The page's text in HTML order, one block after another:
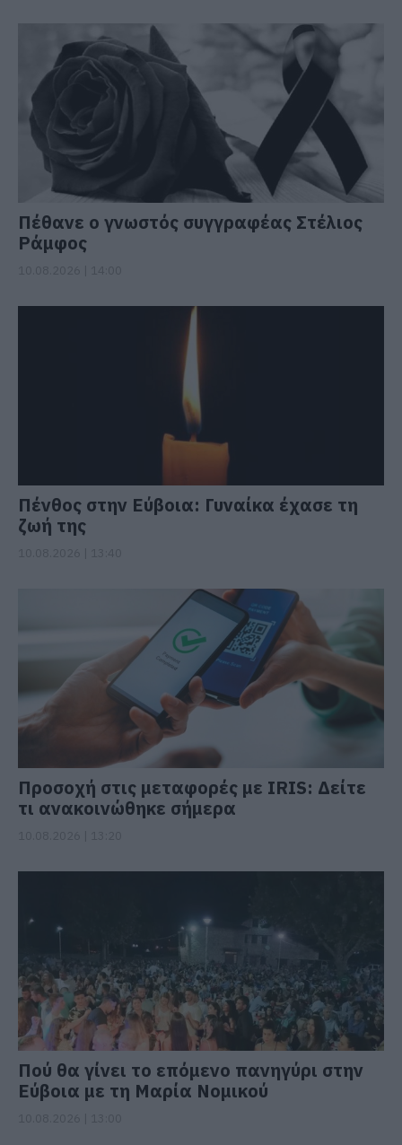
Πέθανε ο γνωστός συγγραφέας Στέλιος
Ράμφος
Πένθος στην Εύβοια: Γυναίκα έχασε τη
ζωή της
Προσοχή στις μεταφορές με IRIS: Δείτε
τι ανακοινώθηκε σήμερα
Πού θα γίνει το επόμενο πανηγύρι στην
Εύβοια με τη Μαρία Νομικού